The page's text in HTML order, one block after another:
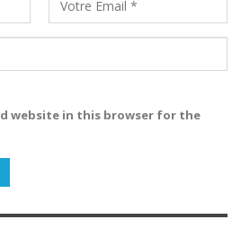
website in this browser for the